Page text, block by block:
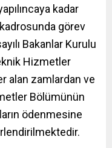
kadar
kadrosunda görev
Bakanlar Kurulu
Hizmetler
alan zamlardan ve
Bölümünün
ödenmesine